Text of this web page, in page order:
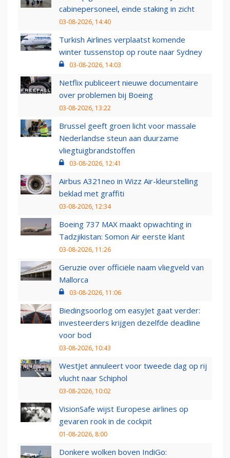
cabinepersoneel, einde staking in zicht
03-08-2026, 14:40
Turkish Airlines verplaatst komende
winter tussenstop op route naar Sydney
03-08-2026, 14:03
Netflix publiceert nieuwe documentaire
over problemen bij Boeing
03-08-2026, 13:22
Brussel geeft groen licht voor massale
Nederlandse steun aan duurzame
vliegtuigbrandstoffen
03-08-2026, 12:41
Airbus A321neo in Wizz Air-kleurstelling
beklad met graffiti
03-08-2026, 12:34
Boeing 737 MAX maakt opwachting in
Tadzjikistan: Somon Air eerste klant
03-08-2026, 11:26
Geruzie over officiële naam vliegveld van
Mallorca
03-08-2026, 11:06
Biedingsoorlog om easyJet gaat verder:
investeerders krijgen dezelfde deadline
voor bod
03-08-2026, 10:43
WestJet annuleert voor tweede dag op rij
vlucht naar Schiphol
03-08-2026, 10:02
VisionSafe wijst Europese airlines op
gevaren rook in de cockpit
01-08-2026, 8:00
Donkere wolken boven IndiGo: